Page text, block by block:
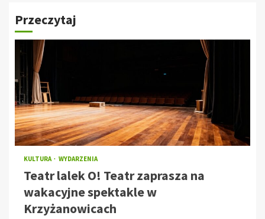
Przeczytaj
KULTURA WYDARZENIA
Teatr lalek O! Teatr zaprasza na
wakacyjne spektakle w
Krzyżanowicach